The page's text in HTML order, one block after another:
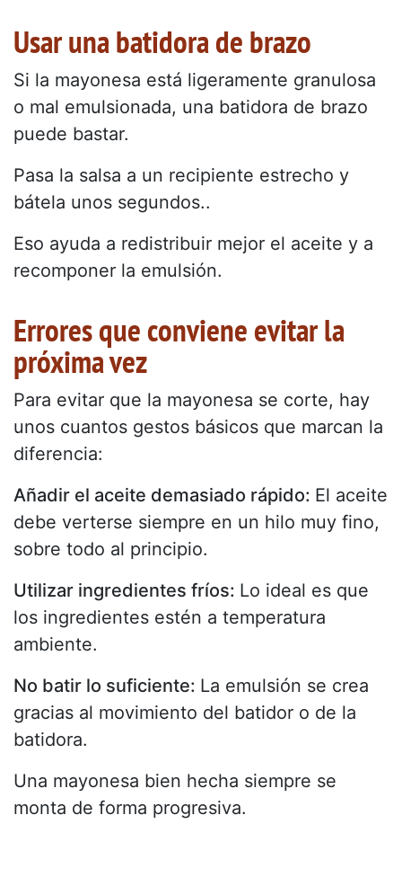
Usar una batidora de brazo
Si la mayonesa está ligeramente granulosa
o mal emulsionada, una batidora de brazo
puede bastar.
Pasa la salsa a un recipiente estrecho y
bátela unos segundos..
Eso ayuda a redistribuir mejor el aceite y a
recomponer la emulsión.
Errores que conviene evitar la
próxima vez
Para evitar que la mayonesa se corte, hay
unos cuantos gestos básicos que marcan la
diferencia:
Añadir el aceite demasiado rápido: El aceite
debe verterse siempre en un hilo muy fino,
sobre todo al principio.
Utilizar ingredientes fríos: Lo ideal es que
los ingredientes estén a temperatura
ambiente.
No batir lo suficiente: La emulsión se crea
gracias al movimiento del batidor o de la
batidora.
Una mayonesa bien hecha siempre se
monta de forma progresiva.